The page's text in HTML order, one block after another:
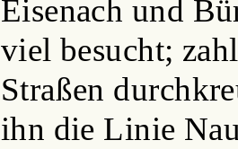
Eisenach und
viel besucht;
Straßen
ihn die Linie